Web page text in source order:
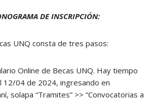
DE INSCRIPCIÓN:
UNQ consta de tres pasos:
Online de Becas UNQ. Hay tiempo
12/04 de 2024, ingresando en
solapa “Tramites” >> “Convocatorias a